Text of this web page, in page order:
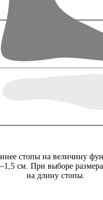
стопы на величину
см. При выборе размера
на длину стопы.